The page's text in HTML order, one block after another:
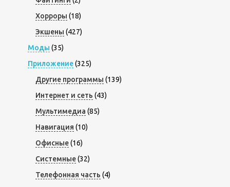
Хорроры (18)
Экшены (427)
Моды (35)
Приложение(325)
Другие программы (139)
Интернет и сеть (43)
Мультимедиа (85)
Навигация (10)
Офисные(16)
Системные(32)
Телефонная часть (4)